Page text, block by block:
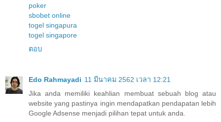
poker
sbobet online
togel singapura
togel singapore
ตอบ
Edo Rahmayadi 11 มีนาคม 2562 เวลา 12:21
Jika anda memiliki keahlian membuat sebuah blog atau
website yang pastinya ingin mendapatkan pendapatan lebih
Google Adsense menjadi pilihan tepat untuk anda.